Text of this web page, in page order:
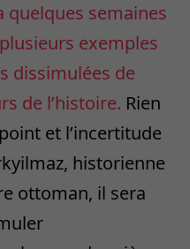
quelques semaines
exemples
dissimulées de
de l’histoire. Rien
et l’incertitude
historienne
ottoman, il sera